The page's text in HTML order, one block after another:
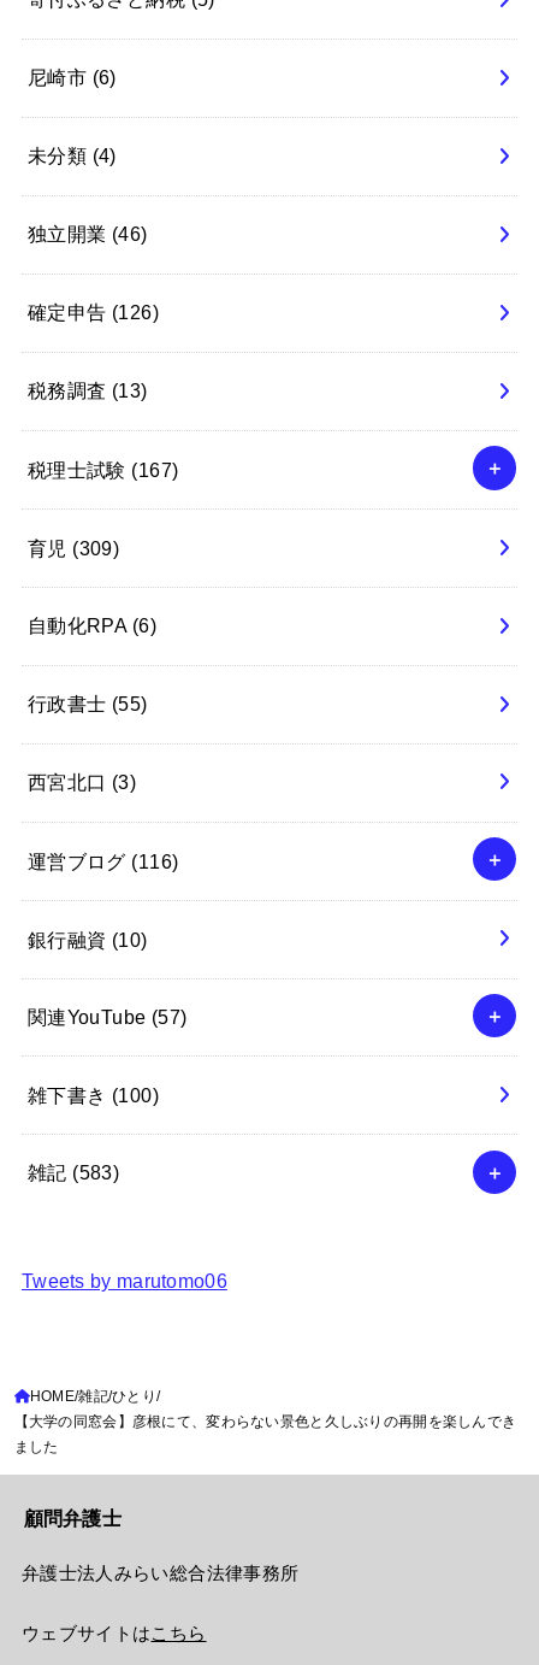
尼崎市 (6)
未分類 (4)
独立開業 (46)
確定申告 (126)
税務調査 (13)
税理士試験 (167)
育児 (309)
自動化RPA (6)
行政書士 (55)
西宮北口 (3)
運営ブログ (116)
銀行融資 (10)
関連YouTube (57)
雑下書き (100)
雑記 (583)
Tweets by marutomo06
HOME 雑記 ひとり
【大学の同窓会】彦根にて、変わらない景色と久しぶりの再開を楽しんでき
ました
顧問弁護士
弁護士法人みらい総合法律事務所
ウェブサイトはこちら